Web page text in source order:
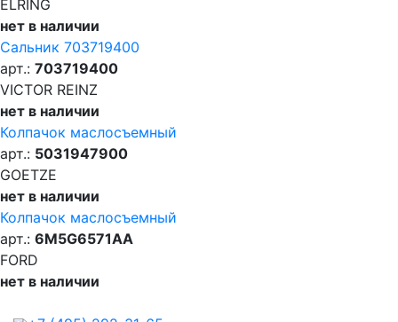
ELRING
нет в наличии
Сальник 703719400
арт.: 703719400
VICTOR REINZ
нет в наличии
Колпачок маслосъемный
арт.: 5031947900
GOETZE
нет в наличии
Колпачок маслосъемный
арт.: 6M5G6571AA
FORD
нет в наличии